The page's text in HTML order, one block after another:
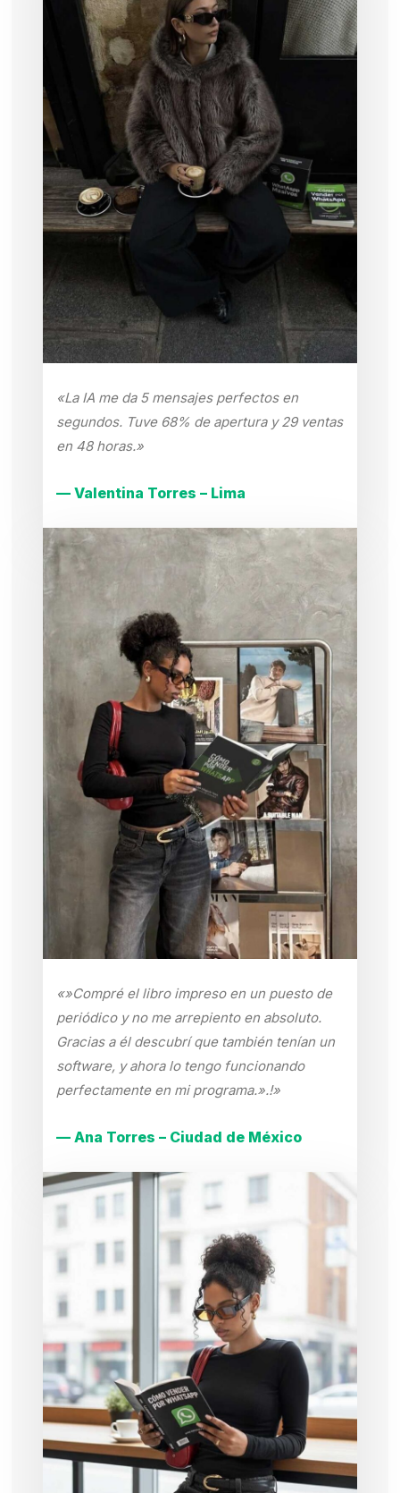
«La IA me da 5 mensajes perfectos en
segundos. Tuve 68% de apertura y 29 ventas
en 48 horas.»
— Valentina Torres – Lima
«»Compré el libro impreso en un puesto de
periódico y no me arrepiento en absoluto.
Gracias a él descubrí que también tenían un
software, y ahora lo tengo funcionando
perfectamente en mi programa.».!»
— Ana Torres – Ciudad de México